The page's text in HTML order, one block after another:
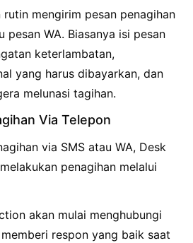
mengirim pesan penagihan
pesan WA. Biasanya isi pesan
keterlambatan,
yang harus dibayarkan, dan
melunasi tagihan.
Via Telepon
via SMS atau WA, Desk
penagihan melalui
akan mulai menghubungi
respon yang baik saat